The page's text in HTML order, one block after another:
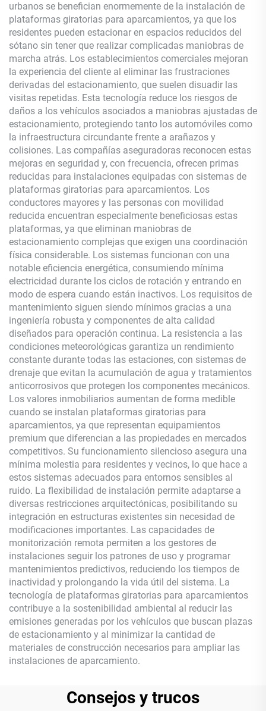
urbanos se benefician enormemente de la instalación de
plataformas giratorias para aparcamientos, ya que los
residentes pueden estacionar en espacios reducidos del
sótano sin tener que realizar complicadas maniobras de
marcha atrás. Los establecimientos comerciales mejoran
la experiencia del cliente al eliminar las frustraciones
derivadas del estacionamiento, que suelen disuadir las
visitas repetidas. Esta tecnología reduce los riesgos de
daños a los vehículos asociados a maniobras ajustadas de
estacionamiento, protegiendo tanto los automóviles como
la infraestructura circundante frente a arañazos y
colisiones. Las compañías aseguradoras reconocen estas
mejoras en seguridad y, con frecuencia, ofrecen primas
reducidas para instalaciones equipadas con sistemas de
plataformas giratorias para aparcamientos. Los
conductores mayores y las personas con movilidad
reducida encuentran especialmente beneficiosas estas
plataformas, ya que eliminan maniobras de
estacionamiento complejas que exigen una coordinación
física considerable. Los sistemas funcionan con una
notable eficiencia energética, consumiendo mínima
electricidad durante los ciclos de rotación y entrando en
modo de espera cuando están inactivos. Los requisitos de
mantenimiento siguen siendo mínimos gracias a una
ingeniería robusta y componentes de alta calidad
diseñados para operación continua. La resistencia a las
condiciones meteorológicas garantiza un rendimiento
constante durante todas las estaciones, con sistemas de
drenaje que evitan la acumulación de agua y tratamientos
anticorrosivos que protegen los componentes mecánicos.
Los valores inmobiliarios aumentan de forma medible
cuando se instalan plataformas giratorias para
aparcamientos, ya que representan equipamientos
premium que diferencian a las propiedades en mercados
competitivos. Su funcionamiento silencioso asegura una
mínima molestia para residentes y vecinos, lo que hace a
estos sistemas adecuados para entornos sensibles al
ruido. La flexibilidad de instalación permite adaptarse a
diversas restricciones arquitectónicas, posibilitando su
integración en estructuras existentes sin necesidad de
modificaciones importantes. Las capacidades de
monitorización remota permiten a los gestores de
instalaciones seguir los patrones de uso y programar
mantenimientos predictivos, reduciendo los tiempos de
inactividad y prolongando la vida útil del sistema. La
tecnología de plataformas giratorias para aparcamientos
contribuye a la sostenibilidad ambiental al reducir las
emisiones generadas por los vehículos que buscan plazas
de estacionamiento y al minimizar la cantidad de
materiales de construcción necesarios para ampliar las
instalaciones de aparcamiento.
Consejos y trucos